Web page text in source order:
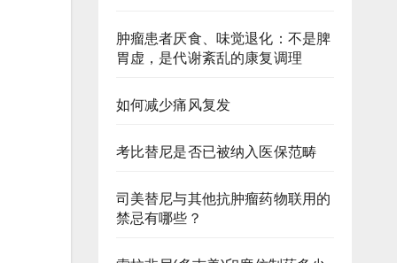
肿瘤患者厌食、味觉退化：不是脾
胃虚，是代谢紊乱的康复调理
如何减少痛风复发
考比替尼是否已被纳入医保范畴
司美替尼与其他抗肿瘤药物联用的
禁忌有哪些？